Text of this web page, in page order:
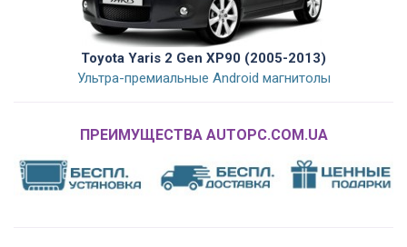
Toyota Yaris 2 Gen XP90 (2005-2013)
Ультра-премиальные Android магнитолы
ПРЕИМУЩЕСТВА AUTOPC.COM.UA